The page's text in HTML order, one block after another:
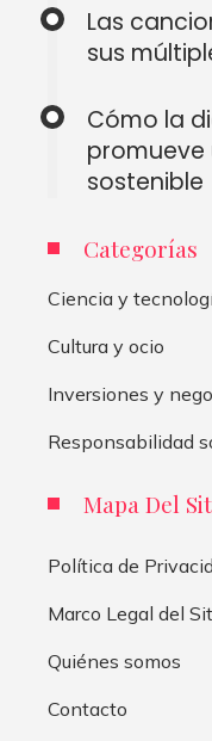
Las
sus
Cómo la
sostenible
Categorías
Ciencia y
Cultura y ocio
Inversiones y
Responsabilidad
Mapa Del
Política de
Marco Legal del
Quiénes somos
Contacto